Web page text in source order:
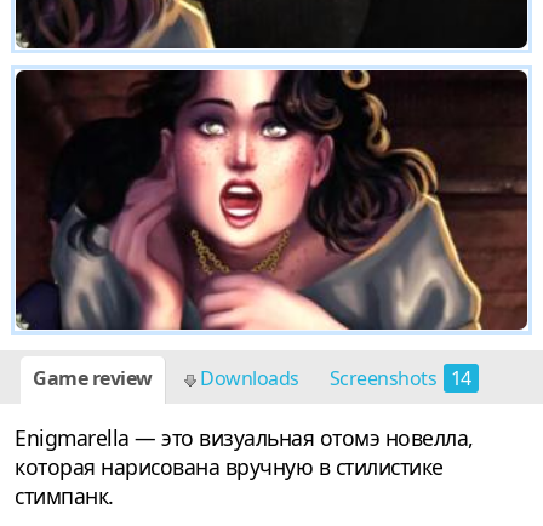
Game review Downloads Screenshots 14
Enigmarella — это визуальная отомэ новелла,
которая нарисована вручную в стилистике
стимпанк.